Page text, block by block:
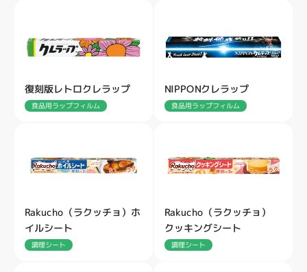
復刻版レトロクレラップ
食品用ラップフィルム
NIPPONクレラップ
食品用ラップフィルム
Rakucho（ラクッチョ）ホ
イルシート
調理シート
Rakucho（ラクッチョ）
クッキングシート
調理シート